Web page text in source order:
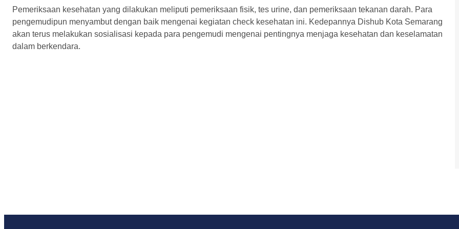
Pemeriksaan kesehatan yang dilakukan meliputi pemeriksaan fisik, tes urine, dan pemeriksaan tekanan darah. Para
pengemudipun menyambut dengan baik mengenai kegiatan check kesehatan ini. Kedepannya Dishub Kota Semarang
akan terus melakukan sosialisasi kepada para pengemudi mengenai pentingnya menjaga kesehatan dan keselamatan
dalam berkendara.